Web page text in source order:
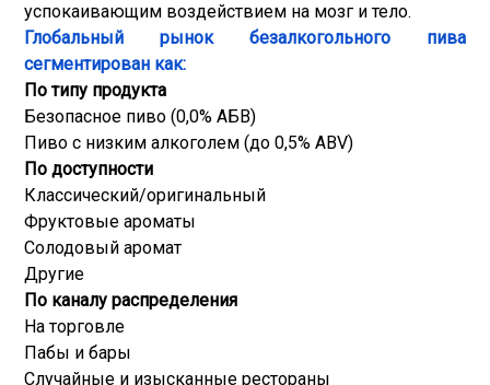
успокаивающим воздействием на мозг и тело.
Глобальный рынок безалкогольного пива
сегментирован как:
По типу продукта
Безопасное пиво (0,0% АБВ)
Пиво с низким алкоголем (до 0,5% ABV)
По доступности
Классический/оригинальный
Фруктовые ароматы
Солодовый аромат
Другие
По каналу распределения
На торговле
Пабы и бары
Случайные и изысканные рестораны